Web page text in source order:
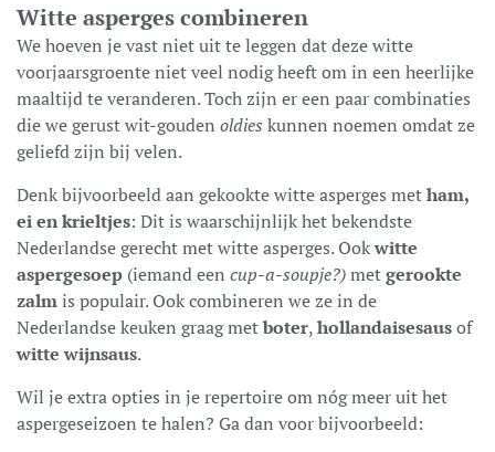
Witte asperges combineren
We hoeven je vast niet uit te leggen dat deze witte
voorjaarsgroente niet veel nodig heeft om in een heerlijke
maaltijd te veranderen. Toch zijn er een paar combinaties
die we gerust wit-gouden oldies kunnen noemen omdat ze
geliefd zijn bij velen.
Denk bijvoorbeeld aan gekookte witte asperges metham,
ei en krieltjes: Dit is waarschijnlijk het bekendste
Nederlandse gerecht met witte asperges. Ookwitte
aspergesoep (iemand een cup-a-soupje?)metgerookte
zalmis populair. Ook combineren we ze in de
Nederlandse keuken graag metboter,hollandaisesausof
witte wijnsaus.
Wil je extra opties in je repertoire om nóg meer uit het
aspergeseizoen te halen? Ga dan voor bijvoorbeeld: